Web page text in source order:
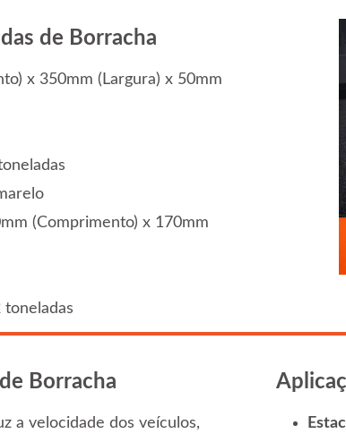
de Borracha
x 350mm (Largura) x 50mm
(Comprimento) x 170mm
toneladas
Borracha
a velocidade dos veículos,